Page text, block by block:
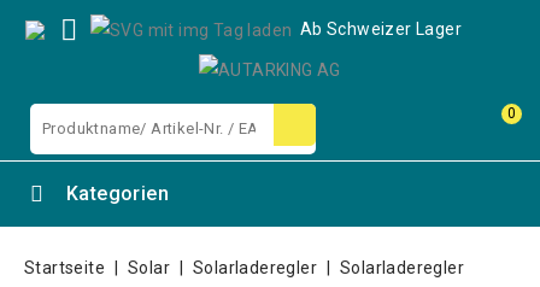
Ab Schweizer Lager
0

Kategorien
Startseite Solar Solarladeregler
Solarladeregler